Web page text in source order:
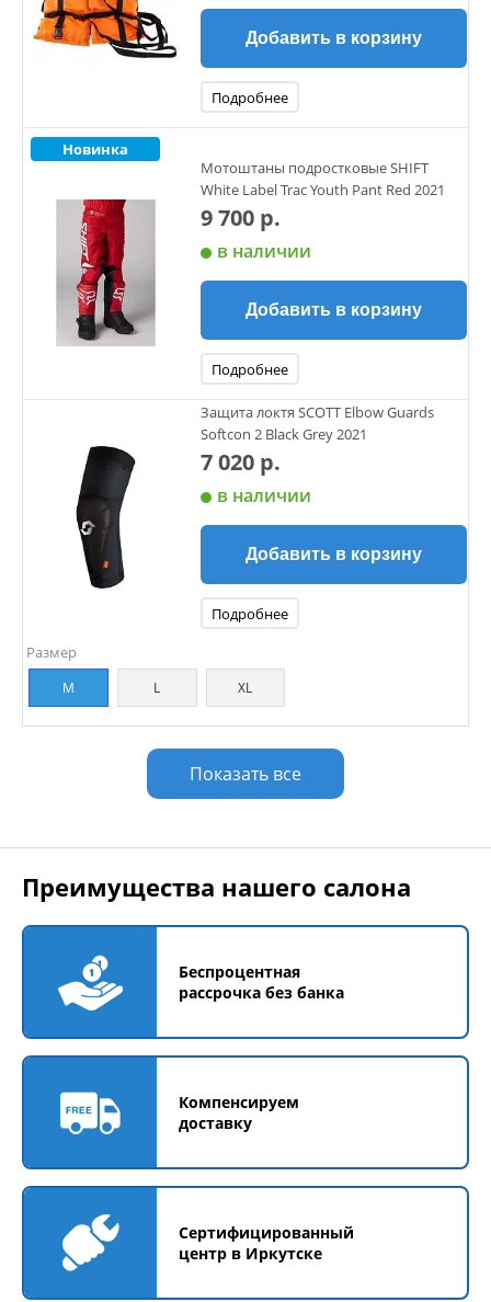
Добавить в корзину
Подробнее
Новинка
Мотоштаны подростковые SHIFT
White Label Trac Youth Pant Red 2021
9 700 р.
в наличии
Добавить в корзину
Подробнее
Защита локтя SCOTT Elbow Guards
Softcon 2 Black Grey 2021
7 020 р.
в наличии
Добавить в корзину
Подробнее
Размер
M L XL
Показать все
Преимущества нашего салона
Беспроцентная
рассрочка без банка
Компенсируем
доставку
Сертифицированный
центр в Иркутске